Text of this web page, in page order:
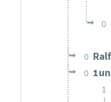
0
0
0
1